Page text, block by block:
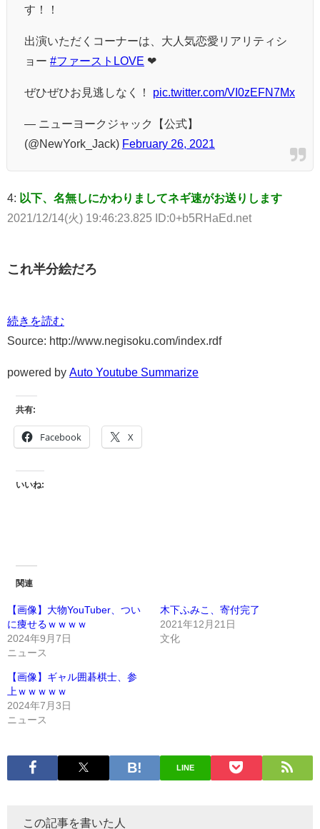
す！！
出演いただくコーナーは、大人気恋愛リアリティシ
ョー #ファーストLOVE ❤
ぜひぜひお見逃しなく！ pic.twitter.com/VI0zEFN7Mx
— ニューヨークジャック【公式】
(@NewYork_Jack) February 26, 2021
4: 以下、名無しにかわりましてネギ速がお送りします
2021/12/14(火) 19:46:23.825 ID:0+b5RHaEd.net
これ半分絵だろ
続きを読む
Source: http://www.negisoku.com/index.rdf
powered by Auto Youtube Summarize
共有:
Facebook X
いいね:
関連
【画像】大物YouTuber、つい
に痩せるｗｗｗｗ
2024年9月7日
ニュース
木下ふみこ、寄付完了
2021年12月21日
文化
【画像】ギャル囲碁棋士、参
上ｗｗｗｗｗ
2024年7月3日
ニュース
LINE
この記事を書いた人